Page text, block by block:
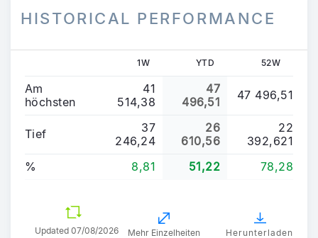
HISTORICAL PERFORMANCE
1W YTD 52W
Am
höchsten
41
514,38
47
496,51
47 496,51
Tief
37
246,24
26
610,56
22
392,621
%
8,81 51,22 78,28
Updated 07/08/2026
Mehr Einzelheiten Herunterladen